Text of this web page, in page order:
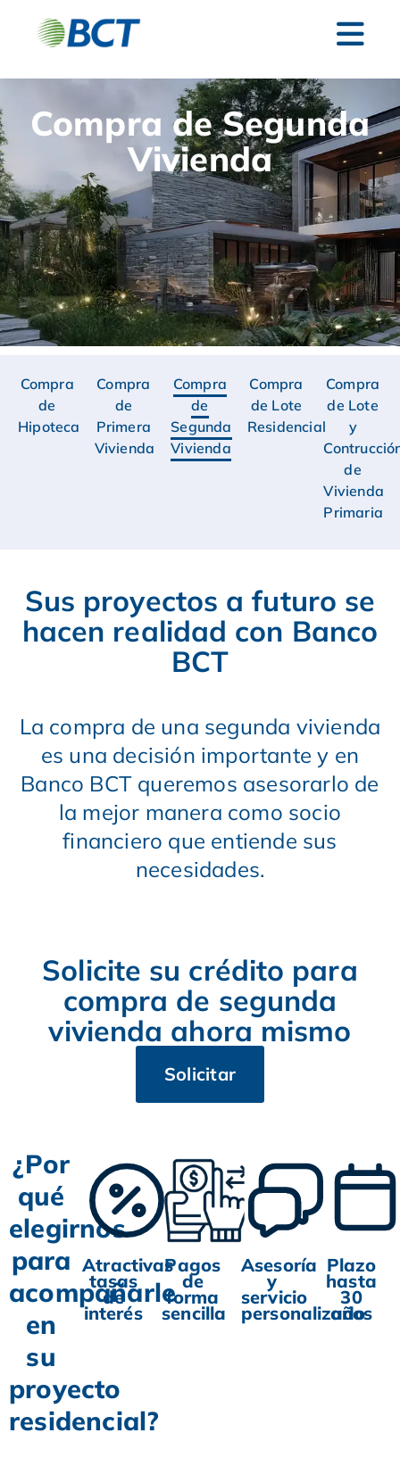
Compra de Segunda
Vivienda
Compra
de
Hipoteca
Compra
de
Primera
Vivienda
Compra
de
Segunda
Vivienda
Compra
de Lote
Residencial
Compra
de Lote
y
de
Vivienda
Primaria
Sus proyectos a futuro se
hacen realidad con Banco
BCT
La compra de una segunda vivienda
es una decisión importante y en
Banco BCT queremos asesorarlo de
la mejor manera como socio
financiero que entiende sus
necesidades.
Solicite su crédito para
compra de segunda
vivienda ahora mismo
Solicitar
¿Por
qué
elegirnos
para
acompañarle
en
su
proyecto
residencial?
Atractivas
tasas
de
interés
Pagos
de
forma
sencilla
Asesoría
y
servicio
personalizado
Plazo
hasta
30
años